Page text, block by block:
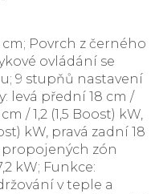
Povrch z černého
ovládání se
9 stupňů nastavení
levá přední 18 cm /
/ 1,2 (1,5 Boost) kW,
kW, pravá zadní 18
propojených zón
kW; Funkce:
v teple a